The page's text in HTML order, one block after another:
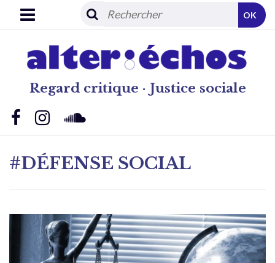
Regard critique · Justice sociale
OK
#DÉFENSE SOCIAL